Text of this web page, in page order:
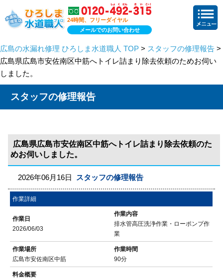
24時間、フリーダイヤル
メールでのお問い合わせ
広島の水漏れ修理 ひろしま水道職人 TOP > スタッフの修理報告 >
広島県広島市安佐南区中筋へトイレ詰まり除去依頼のためお伺い
しました。
スタッフの修理報告
広島県広島市安佐南区中筋へトイレ詰まり除去依頼のた
めお伺いしました。
2026年06月16日 スタッフの修理報告
作業詳細
作業日
2026/06/03
作業内容
排水管高圧洗浄作業・ローポンプ作
業
作業場所
広島市安佐南区中筋
作業時間
90分
料金概要